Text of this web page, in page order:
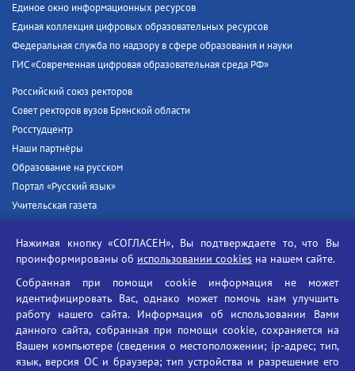
Единое окно информационных ресурсов
Единая коллекция цифровых образовательных ресурсов
Федеральная служба по надзору в сфере образования и науки
ГИС «Современная цифровая образовательная среда РФ»
Российский союз ректоров
Совет ректоров вузов Брянской области
Росстудцентр
Наши партнёры
Образование на русском
Портал «Русский язык»
Учительская газета
Единый портал государственных услуг
Противодействие угрозам информационной безопасности
Социальные ролики - Генеральная прокуратура РФ
Противодействие коррупции
БГУ против наркотиков
Нажимая кнопку «СОГЛАСЕН», Вы подтверждаете то, что Вы
проинформированы об использовании cookies на нашем сайте.
Собранная при помощи cookie информация не может
идентифицировать Вас, однако может помочь нам улучшить
работу нашего сайта. Информация об использовании Вами
данного сайта, собранная при помощи cookie, сохраняется на
Вашем компьютере (сведения о местоположении; ip-адрес; тип,
язык, версия ОС и браузера; тип устройства и разрешение его